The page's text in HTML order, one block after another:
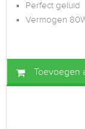
Perfect geluid
Vermogen
Toevoegen